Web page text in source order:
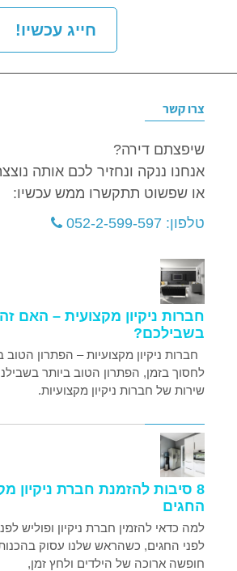
חייג עכשיו!
צרו קשר
שיפצתם דירה?
אנחנו ננקה ונחזיר לכם אותה
או שפשוט תתקשרו ממש עכשיו:
טלפון: 052-2-599-597
חברות ניקיון מקצועית – האם
בשבילכם?
חברות ניקיון מקצועיות – הפתרון הטוב
לחסוך בזמן, הפתרון הטוב ביותר
שירות של חברות ניקיון מקצועיות.
8 סיבות להזמנת חברת ניקיון
החגים
למה כדאי להזמין חברת ניקיון ופוליש
לפני החגים, כשהראש שלנו עסוק
חופשה ארוכה של הילדים ולחץ זמן,